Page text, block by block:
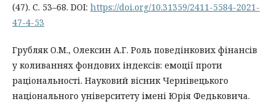
(47). С. 53–68. DOI: https://doi.org/10.31359/2411-5584-2021-
47-4-53
Грубляк О.М., Олексин А.Г. Роль поведінкових фінансів
у коливаннях фондових індексів: емоції проти
раціональності. Науковий вісник Чернівецького
національного університету імені Юрія Федьковича.